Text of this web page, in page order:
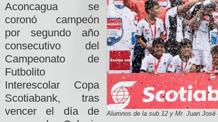
Alumnos de la sub 12 y Mr. Juan
Aconcagua se
coronó campeón
por segundo año
consecutivo del
Campeonato de
Futbolito
Interescolar Copa
Scotiabank, tras
vencer el día de